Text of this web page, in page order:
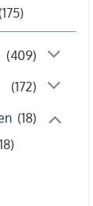
(409)
(172)
(18)